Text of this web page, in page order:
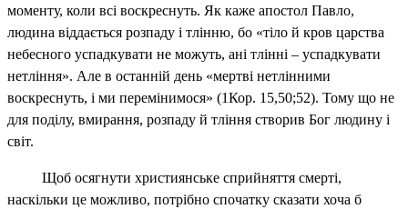
моменту, коли всі воскреснуть. Як каже апостол Павло,
людина віддається розпаду і тлінню, бо «тіло й кров царства
небесного успадкувати не можуть, ані тлінні – успадкувати
нетління». Але в останній день «мертві нетлінними
воскреснуть, і ми перемінимося» (1Кор. 15,50;52). Тому що не
для поділу, вмирання, розпаду й тління створив Бог людину і
світ.
Щоб осягнути християнське сприйняття смерті,
наскільки це можливо, потрібно спочатку сказати хоча б